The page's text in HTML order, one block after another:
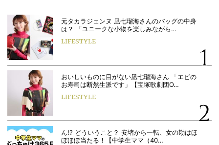
元タカラジェンヌ 凪七瑠海さんのバッグの中身
は？ 「ユニークな小物を楽しみながら…
LIFESTYLE
おいしいものに目がない凪七瑠海さん 「エビの
お寿司は断然生派です」【宝塚歌劇団O…
LIFESTYLE
ん!? どういうこと？ 安堵から一転、女の勘はほ
ぼほぼ当たる！【中学生ママ（40…